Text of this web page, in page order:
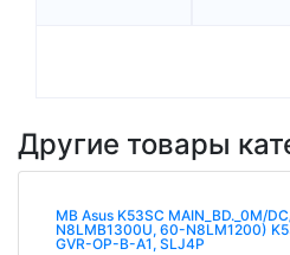
Другие товары
MB Asus K53SC MAIN_BD._0M/
N8LMB1300U, 60-N8LM1200)
GVR-OP-B-A1, SLJ4P